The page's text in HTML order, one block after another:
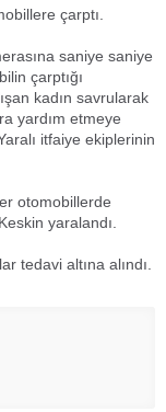
çarptı.
saniye saniye
çarptığı
kadın savrularak
yardım etmeye
itfaiye ekiplerinin
otomobillerde
yaralandı.
tedavi altına alındı.